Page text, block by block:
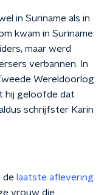
in Suriname als in
kwam in Suriname
maar werd
verbannen. In
Wereldoorlog
hij geloofde dat
schrijfster Karin
de laatste aflevering
vrouw die